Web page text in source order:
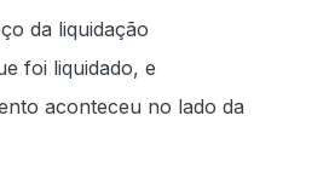
da liquidação
foi liquidado, e
aconteceu no lado da